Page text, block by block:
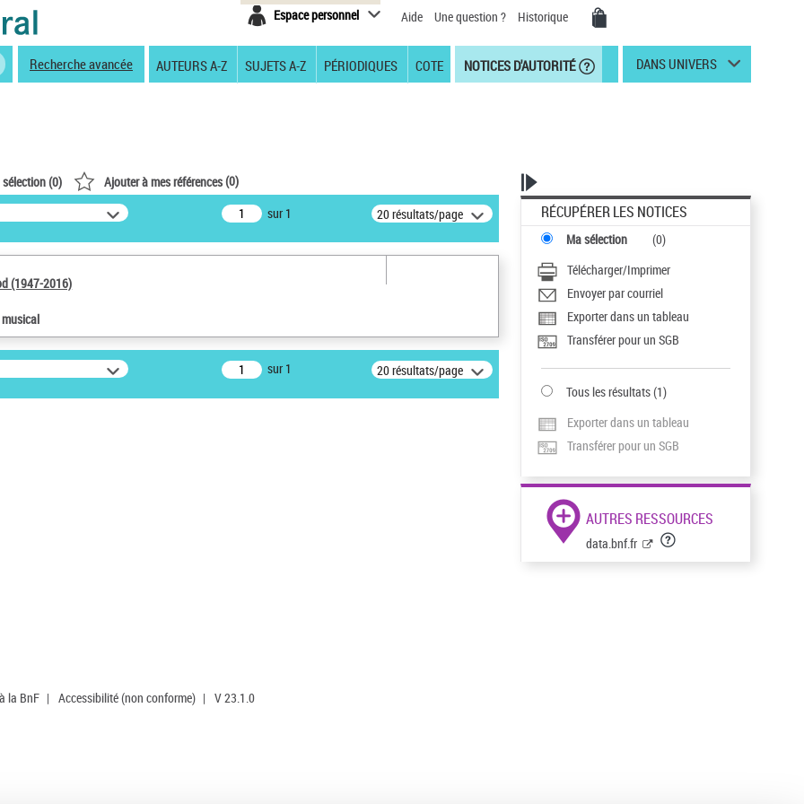
Espace personnel Aide Une question ? Historique
Recherche avancée AUTEURS A-Z SUJETS A-Z PÉRIODIQUES COTE NOTICES D'AUTORITÉ DANS UNIVERS
(0) Ajouter à mes références(0)
sur 1
20 résultats/page
(1947-2016)
sur 1 20 résultats/page
RÉCUPÉRER LES NOTICES
Ma sélection (0)
Télécharger/Imprimer
Envoyer par courriel
Exporter dans un tableau
Transférer pour un SGB
Tous les résultats(1)
Exporter dans un tableau
Transférer pour un SGB
AUTRES RESSOURCES
data.bnf.fr
la BnF | Accessibilité (non conforme) | V 23.1.0